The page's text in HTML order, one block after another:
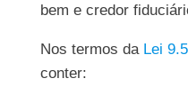
bem e credor
Nos termos da Lei
conter: